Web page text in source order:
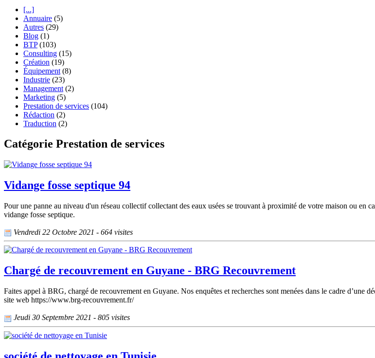
[...]
Annuaire (5)
Autres (29)
Blog (1)
BTP(103)
Consulting (15)
Création (19)
Équipement (8)
Industrie (23)
Management (2)
Marketing (5)
Prestation de services (104)
Rédaction (2)
Traduction (2)
Catégorie Prestation de services
Vidange fosse septique 94
Pour une panne au niveau d'un réseau collectif collectant des eaux usées se trouvant à proximité de votre maison ou en
vidange fosse septique.
Vendredi 22 Octobre 2021 - 664 visites
Chargé de recouvrement en Guyane - BRG Recouvrement
Faites appel à BRG, chargé de recouvrement en Guyane. Nos enquêtes et recherches sont menées dans le cadre d’une
site web https://www.brg-recouvrement.fr/
Jeudi 30 Septembre 2021 - 805 visites